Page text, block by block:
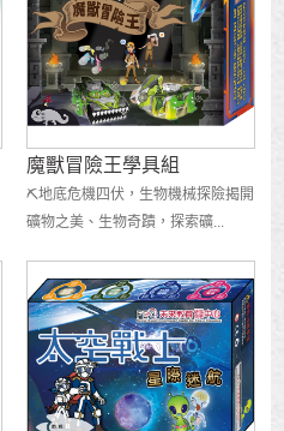
魔獸冒險王學具組
⛏️地底危機四伏，生物機械探險揭開
礦物之美、生物奇蹟，探索礦...